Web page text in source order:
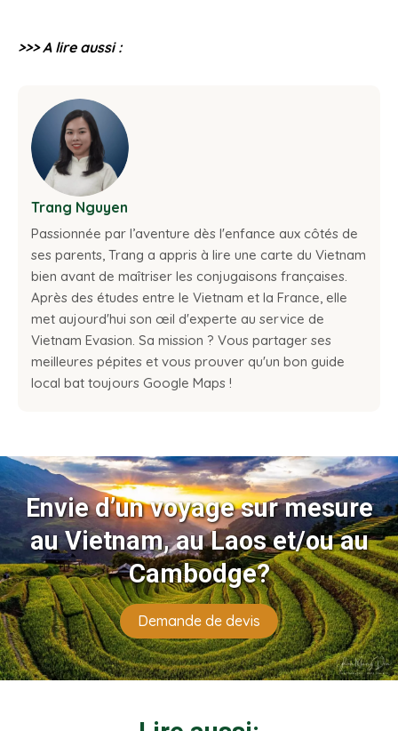
>>> A lire aussi :
Trang Nguyen
Passionnée par l’aventure dès l'enfance aux côtés de
ses parents, Trang a appris à lire une carte du Vietnam
bien avant de maîtriser les conjugaisons françaises.
Après des études entre le Vietnam et la France, elle
met aujourd'hui son œil d'experte au service de
Vietnam Evasion. Sa mission ? Vous partager ses
meilleures pépites et vous prouver qu'un bon guide
local bat toujours Google Maps !
Envie d’un voyage sur mesure
au Vietnam, au Laos et/ou au
Cambodge?
Demande de devis